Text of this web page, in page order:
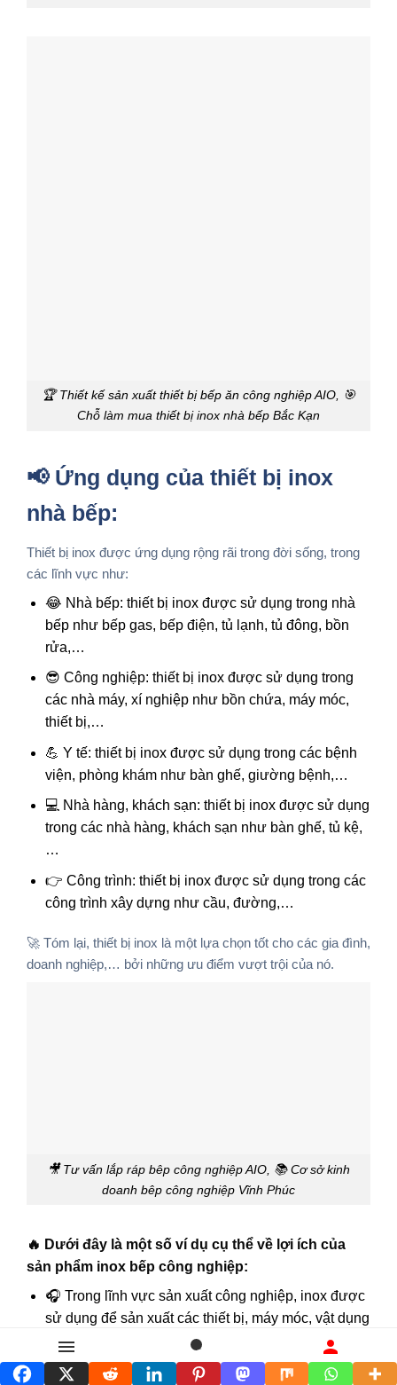
🏆 Thiết kế sản xuất thiết bị bếp ăn công nghiệp AIO, 🎯
Chỗ làm mua thiết bị inox nhà bếp Bắc Kạn
📢 Ứng dụng của thiết bị inox
nhà bếp:
Thiết bị inox được ứng dụng rộng rãi trong đời sống, trong
các lĩnh vực như:
😂 Nhà bếp: thiết bị inox được sử dụng trong nhà
bếp như bếp gas, bếp điện, tủ lạnh, tủ đông, bồn
rửa,…
😎 Công nghiệp: thiết bị inox được sử dụng trong
các nhà máy, xí nghiệp như bồn chứa, máy móc,
thiết bị,…
💪 Y tế: thiết bị inox được sử dụng trong các bệnh
viện, phòng khám như bàn ghế, giường bệnh,…
💻 Nhà hàng, khách sạn: thiết bị inox được sử dụng
trong các nhà hàng, khách sạn như bàn ghế, tủ kệ,
…
👉 Công trình: thiết bị inox được sử dụng trong các
công trình xây dựng như cầu, đường,…
🚀 Tóm lại, thiết bị inox là một lựa chọn tốt cho các gia đình,
doanh nghiệp,… bởi những ưu điểm vượt trội của nó.
🎥 Tư vấn lắp ráp bêp công nghiệp AIO, 📚 Cơ sở kinh
doanh bêp công nghiệp Vĩnh Phúc
🔥 Dưới đây là một số ví dụ cụ thể về lợi ích của
sản phẩm inox bếp công nghiệp:
🎧 Trong lĩnh vực sản xuất công nghiệp, inox được
sử dụng để sản xuất các thiết bị, máy móc, vật dụng
phục vụ cho sản xuất. Inox có độ bền cao, chịu lực
tốt, chống ăn mòn nên phù hợp với môi trường sản
Danh mục Tìm kiếm Liên hệ